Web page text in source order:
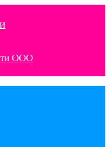
ООО